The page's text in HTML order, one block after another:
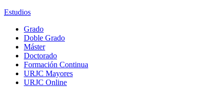
Estudios
Grado
Doble Grado
Máster
Doctorado
Formación Continua
URJC Mayores
URJC Online